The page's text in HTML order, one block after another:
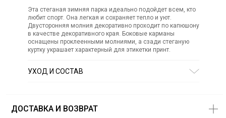
Эта стеганая зимняя парка идеально подойдет всем, кто
любит спорт. Она легкая и сохраняет тепло и уют.
Двусторонняя молния декоративно проходит по капюшону
в качестве декоративного края. Боковые карманы
оснащены проклеенными молниями, а сзади стеганую
куртку украшает характерный для этикетки принт.
УХОД И СОСТАВ
ДОСТАВКА И ВОЗВРАТ